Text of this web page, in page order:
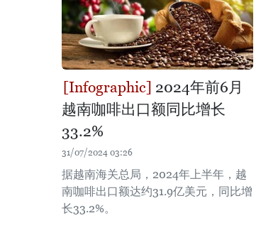
2024年前6月
越南咖啡出口额同比增长
33.2%
31/07/2024 03:26
据越南海关总局，2024年上半年，越
南咖啡出口额达约31.9亿美元，同比增
长33.2%。